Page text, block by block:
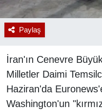
Paylaş
İran'ın Cenevre
Milletler Daimi
Haziran'da
Washington'un